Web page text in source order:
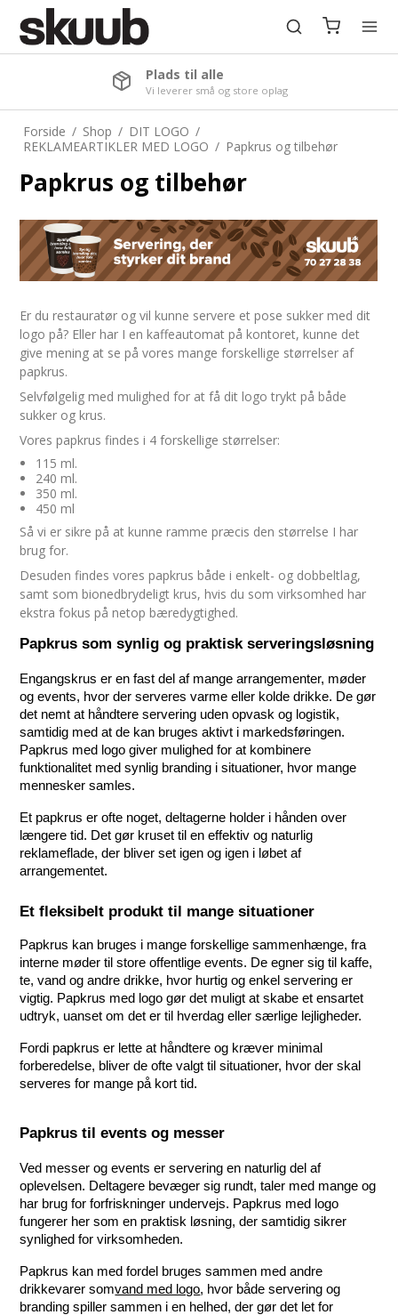
Plads til alle
Vi leverer små og store oplag
Forside / Shop / DIT LOGO /
REKLAMEARTIKLER MED LOGO / Papkrus og tilbehør
Papkrus og tilbehør
Er du restauratør og vil kunne servere et pose sukker med dit
logo på? Eller har I en kaffeautomat på kontoret, kunne det
give mening at se på vores mange forskellige størrelser af
papkrus.
Selvfølgelig med mulighed for at få dit logo trykt på både
sukker og krus.
Vores papkrus findes i 4 forskellige størrelser:
115 ml.
240 ml.
350 ml.
450 ml
Så vi er sikre på at kunne ramme præcis den størrelse I har
brug for.
Desuden findes vores papkrus både i enkelt- og dobbeltlag,
samt som bionedbrydeligt krus, hvis du som virksomhed har
ekstra fokus på netop bæredygtighed.
Papkrus som synlig og praktisk serveringsløsning
Engangskrus er en fast del af mange arrangementer, møder
og events, hvor der serveres varme eller kolde drikke. De gør
det nemt at håndtere servering uden opvask og logistik,
samtidig med at de kan bruges aktivt i markedsføringen.
Papkrus med logo giver mulighed for at kombinere
funktionalitet med synlig branding i situationer, hvor mange
mennesker samles.
Et papkrus er ofte noget, deltagerne holder i hånden over
længere tid. Det gør kruset til en effektiv og naturlig
reklameflade, der bliver set igen og igen i løbet af
arrangementet.
Et fleksibelt produkt til mange situationer
Papkrus kan bruges i mange forskellige sammenhænge, fra
interne møder til store offentlige events. De egner sig til kaffe,
te, vand og andre drikke, hvor hurtig og enkel servering er
vigtig. Papkrus med logo gør det muligt at skabe et ensartet
udtryk, uanset om det er til hverdag eller særlige lejligheder.
Fordi papkrus er lette at håndtere og kræver minimal
forberedelse, bliver de ofte valgt til situationer, hvor der skal
serveres for mange på kort tid.
Papkrus til events og messer
Ved messer og events er servering en naturlig del af
oplevelsen. Deltagere bevæger sig rundt, taler med mange og
har brug for forfriskninger undervejs. Papkrus med logo
fungerer her som en praktisk løsning, der samtidig sikrer
synlighed for virksomheden.
Papkrus kan med fordel bruges sammen med andre
drikkevarer somvand med logo, hvor både servering og
branding spiller sammen i en helhed, der gør det let for